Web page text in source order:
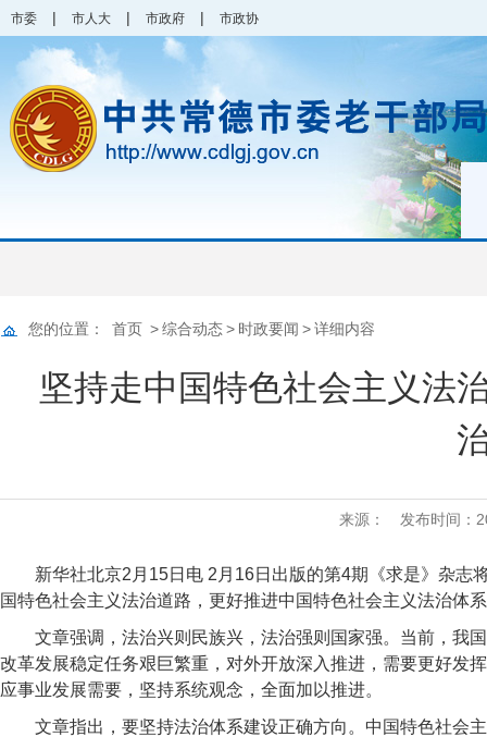
市委 | 市人大 | 市政府 | 市政协
您的位置： 首页 >综合动态> 时政要闻 >详细内容
坚持走中国特色社会主义法
来源： 发布时间：
新华社北京2月15日电 2月16日出版的第4期《求是》杂志
国特色社会主义法治道路，更好推进中国特色社会主义法治体
文章强调，法治兴则民族兴，法治强则国家强。当前，我
改革发展稳定任务艰巨繁重，对外开放深入推进，需要更好发
应事业发展需要，坚持系统观念，全面加以推进。
文章指出，要坚持法治体系建设正确方向。中国特色社会